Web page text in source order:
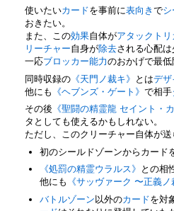
使いたいカードを事前に表向きでシ
おきたい。
また、この効果自体がアタックト
リーチャー自身が除去される心配は
一応ブロッカー能力のおかげで最
同時収録の 《天門ノ裁キ》 とはデザ
他にも 《ヘブンズ・ゲート》で相手
その後 《聖闘の精霊龍 セイント・
タとしても使えるかもしれない。
ただし、このクリーチャー自体が
初のシールドゾーンからカード
《処罰の精霊ウラルス》 との相
他にも 《サッヴァーク 〜正義ノ
バトルゾーン以外のカードを対